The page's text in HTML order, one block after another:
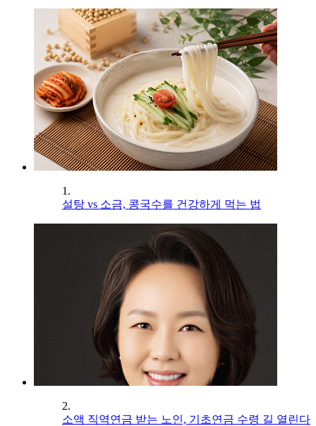
1.
설탕 vs 소금, 콩국수를 건강하게 먹는 법
2.
소액 직역연금 받는 노인, 기초연금 수령 길 열린다